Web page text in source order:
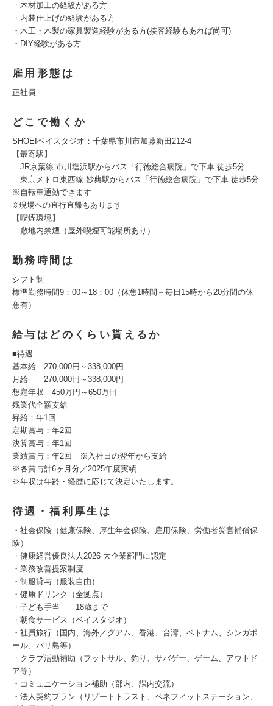
・木材加工の経験がある方
・内装仕上げの経験がある方
・木工・木製の家具製造経験がある方(接客経験もあれば尚可)
・DIY経験がある方
雇用形態は
正社員
どこで働くか
SHOEIベイスタジオ：千葉県市川市加藤新田212-4
【最寄駅】
JR京葉線 市川塩浜駅からバス「行徳総合病院」で下車 徒歩5分
東京メトロ東西線 妙典駅からバス「行徳総合病院」で下車 徒歩5分
※自転車通勤できます
※現場への直行直帰もあります
【喫煙環境】
敷地内禁煙（屋外喫煙可能場所あり）
勤務時間は
シフト制
標準勤務時間9：00～18：00（休憩1時間＋毎日15時から20分間の休
憩有）
給与はどのくらい貰えるか
■待遇
基本給 270,000円～338,000円
月給 270,000円～338,000円
想定年収 450万円～650万円
残業代全額支給
昇給：年1回
定期賞与：年2回
決算賞与：年1回
業績賞与：年2回 ※入社日の翌年から支給
※各賞与計6ヶ月分／2025年度実績
※年収は年齢・経歴に応じて決定いたします。
待遇・福利厚生は
・社会保険（健康保険、厚生年金保険、雇用保険、労働者災害補償保
険）
・健康経営優良法人2026 大企業部門に認定
・業務改善提案制度
・制服貸与（服装自由）
・健康ドリンク（全拠点）
・子ども手当 18歳まで
・朝食サービス（ベイスタジオ）
・社員旅行（国内、海外／グアム、香港、台湾、ベトナム、シンガポ
ール、バリ島等）
・クラブ活動補助（フットサル、釣り、サバゲー、ゲーム、アウトド
ア等）
・コミュニケーション補助（部内、課内交流）
・法人契約プラン（リゾートトラスト、ベネフィットステーション、